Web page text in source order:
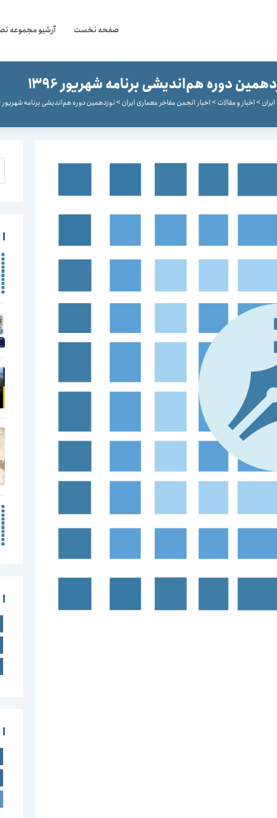
صفحه نخست آرشیو مجموعه
دوره هم‌اندیشی برنامه‌ شهریور 1396
>اخبار و مقالات >اخبار انجمن مفاخر معماری ایران >نوزدهمین دوره هم‌اندیشی برنامه‌ شهریور 1396